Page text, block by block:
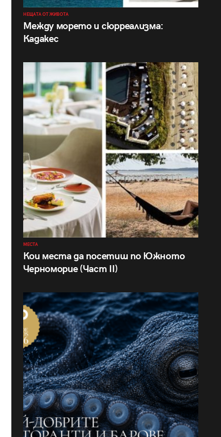
НЕЩАТА ОТ ЖИВОТА
Между морето и сюрреализма:
Кадакес
МЕСТА
Кои места да посетиш по Южното
Черноморие (Част II)